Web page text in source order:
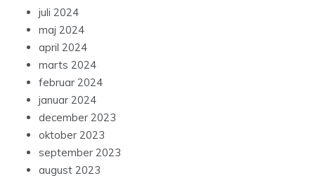
juli 2024
maj 2024
april 2024
marts 2024
februar 2024
januar 2024
december 2023
oktober 2023
september 2023
august 2023